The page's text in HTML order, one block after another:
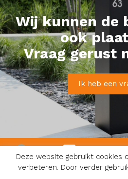
Wij kunnen de
ook
Vraag gerust
Ik heb een
Facebook
Deze website gebruikt cookies
verbeteren. Door verder